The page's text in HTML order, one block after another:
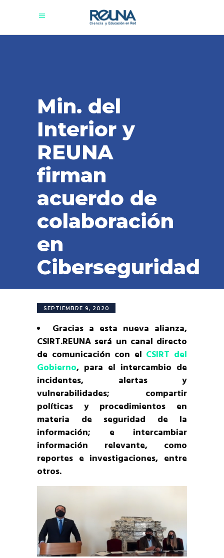
Min. del
Interior y
REUNA
firman
acuerdo de
colaboración
en
Ciberseguridad
SEPTIEMBRE 9, 2020
Gracias a esta nueva alianza,
CSIRT.REUNA será un canal directo
de comunicación con el CSIRT del
Gobierno, para el intercambio de
incidentes, alertas y
vulnerabilidades; compartir
políticas y procedimientos en
materia de seguridad de la
información; e intercambiar
información relevante, como
reportes e investigaciones, entre
otros.